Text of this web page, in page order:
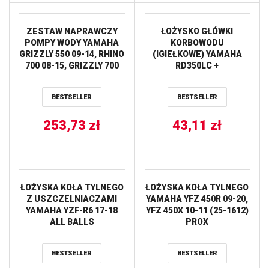
ZESTAW NAPRAWCZY
POMPY WODY YAMAHA
GRIZZLY 550 09-14, RHINO
700 08-15, GRIZZLY 700
BESTSELLER
253,73 zł
ŁOŻYSKO GŁÓWKI
KORBOWODU
(IGIEŁKOWE) YAMAHA
RD350LC +
PROX
BESTSELLER
43,11 zł
ŁOŻYSKA KOŁA TYLNEGO
Z USZCZELNIACZAMI
YAMAHA YZF-R6 17-18
ALL BALLS
BESTSELLER
ŁOŻYSKA KOŁA TYLNEGO
YAMAHA YFZ 450R 09-20,
YFZ 450X 10-11 (25-1612)
PROX
BESTSELLER